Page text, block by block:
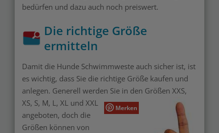
bedürfen und dazu auch noch preiswert.
Die richtige Größe
ermitteln
Damit die Hunde Schwimmweste auch sicher ist, ist
es wichtig, dass Sie die richtige Größe kaufen und
anlegen. Generell werden Sie in
Merken
den Größen XXS,
XS, S, M, L, XL und XXL
angeboten, doch die
Größen können von